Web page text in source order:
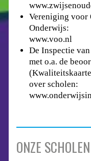
Vereniging voor
Onderwijs:
www.voo.nl
De Inspectie
met o.a. de
over scholen:
ONZE SCHOLEN